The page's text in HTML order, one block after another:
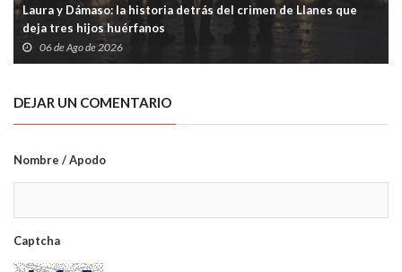
Laura y Dámaso: la historia detrás del crimen de Llanes que
deja tres hijos huérfanos
06 de Ago de 2026
DEJAR UN COMENTARIO
Nombre / Apodo
Captcha